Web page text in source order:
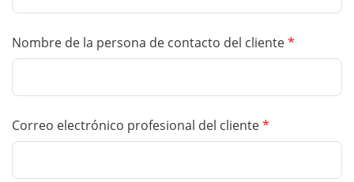
Nombre de la persona de contacto del cliente*
Correo electrónico profesional del cliente*